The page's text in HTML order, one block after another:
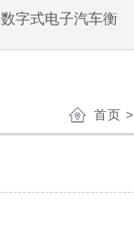
数字式电子汽车衡
首页 >